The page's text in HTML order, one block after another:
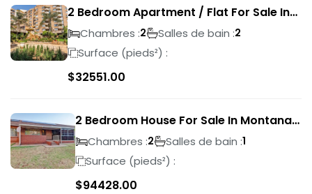
2 Bedroom Apartment / Flat For Sale In
Pretoria Central
Chambres :2 Salles de bain :2
Surface (pieds²) :
$32551.00
2 Bedroom House For Sale In Montana
ParkChambres :2 Salles de bain :1
Surface (pieds²) :
$94428.00